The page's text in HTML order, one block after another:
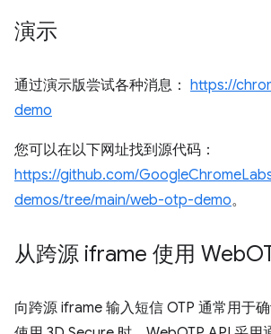
演示
通过演示版尝试各种消息： https://
demo
您可以在以下网址找到源代码：
https://github.com/
demos/tree/main/web-otp-demo。
从跨源 iframe 使用 Web
向跨源 iframe 输入短信 OTP 通常用于